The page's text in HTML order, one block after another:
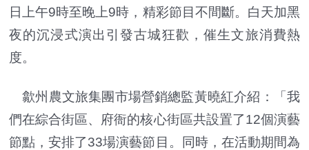
日上午9時至晚上9時，精彩節目不間斷。白天加黑
夜的沉浸式演出引發古城狂歡，催生文旅消費熱
度。
歙州農文旅集團市場營銷總監黃曉紅介紹：「我
們在綜合街區、府衙的核心街區共設置了12個演藝
節點，安排了33場演藝節目。同時，在活動期間為